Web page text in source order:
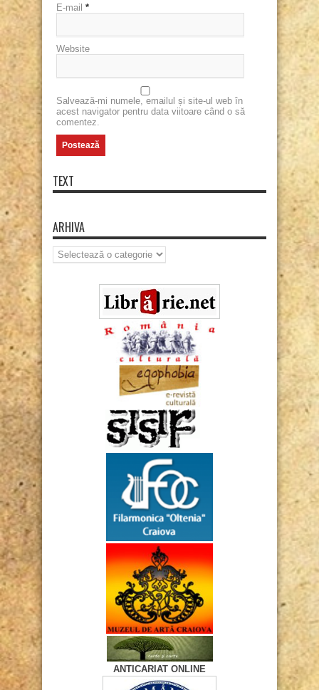
E-mail *
Website
Salvează-mi numele, emailul și site-ul web în
acest navigator pentru data viitoare când o să
comentez.
TEXT
ARHIVA
Arhiva
ANTICARIAT ONLINE